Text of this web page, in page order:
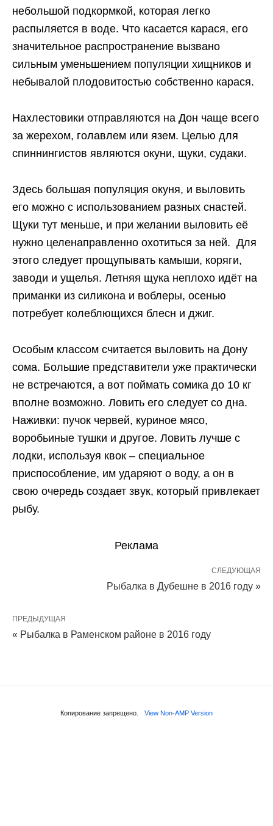
небольшой подкормкой, которая легко
распыляется в воде. Что касается карася, его
значительное распространение вызвано
сильным уменьшением популяции хищников и
небывалой плодовитостью собственно карася.
Нахлестовики отправляются на Дон чаще всего
за жерехом, голавлем или язем. Целью для
спиннингистов являются окуни, щуки, судаки.
Здесь большая популяция окуня, и выловить
его можно с использованием разных снастей.
Щуки тут меньше, и при желании выловить её
нужно целенаправленно охотиться за ней. Для
этого следует прощупывать камыши, коряги,
заводи и ущелья. Летняя щука неплохо идёт на
приманки из силикона и воблеры, осенью
потребует колеблющихся блесн и джиг.
Особым классом считается выловить на Дону
сома. Большие представители уже практически
не встречаются, а вот поймать сомика до 10 кг
вполне возможно. Ловить его следует со дна.
Наживки: пучок червей, куриное мясо,
воробьиные тушки и другое. Ловить лучше с
лодки, используя квок – специальное
приспособление, им ударяют о воду, а он в
свою очередь создает звук, который привлекает
рыбу.
Реклама
СЛЕДУЮЩАЯ
Рыбалка в Дубешне в 2016 году »
ПРЕДЫДУЩАЯ
« Рыбалка в Раменском районе в 2016 году
Копирование запрещено. View Non-AMP Version